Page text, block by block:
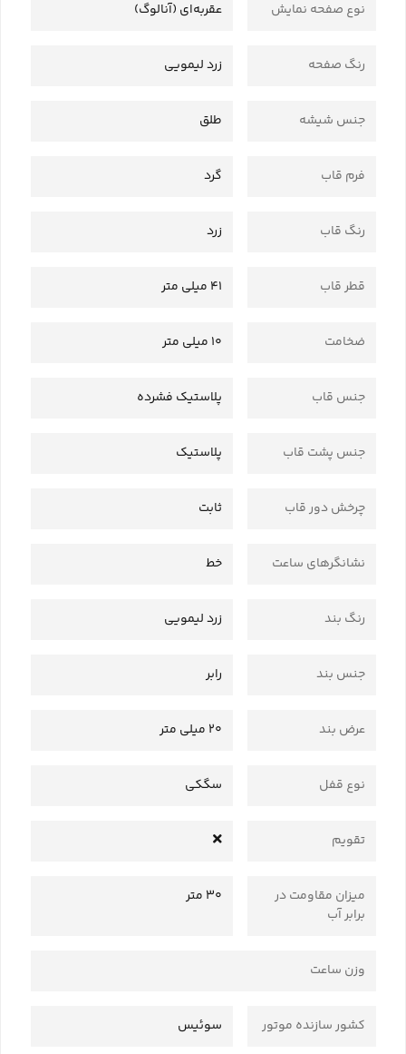
نوع صفحه نمایش عقربه‌ای (آنالوگ)
رنگ صفحه زرد لیمویی
جنس شیشه طلق
فرم قاب گرد
رنگ قاب زرد
قطر قاب 41 میلی متر
ضخامت 10 میلی متر
جنس قاب پلاستیک فشرده
جنس پشت قاب پلاستیک
چرخش دور قاب ثابت
نشانگرهای ساعت خط
رنگ بند زرد لیمویی
جنس بند رابر
عرض بند 20 میلی متر
نوع قفل سگکی
تقویم
میزان مقاومت در
برابر آب
30 متر
وزن ساعت
کشور سازنده موتور سوئیس